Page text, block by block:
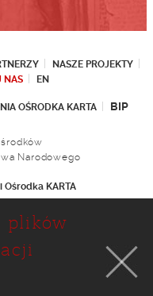
NASZE PROJEKTY
NAS EN
OŚRODKA KARTA BIP
Narodowego
KARTA
90
plików